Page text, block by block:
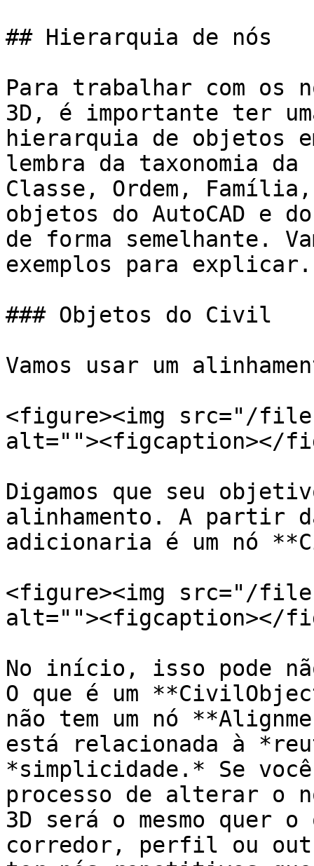
## Hierarquia de nós
Para trabalhar com os
3D, é importante ter
hierarquia de objetos
lembra da taxonomia
Classe, Ordem,
objetos do AutoCAD e
de forma semelhante.
exemplos para explicar.
### Objetos do Civil
Vamos usar um
<figure><img src="/files/
alt=""><figcaption></
Digamos que seu
alinhamento. A partir
adicionaria é um nó
<figure><img src="/files/
alt=""><figcaption></
No início, isso pode
O que é um
não tem um nó
está relacionada à
*simplicidade.* Se
processo de alterar o
3D será o mesmo quer
corredor, perfil ou